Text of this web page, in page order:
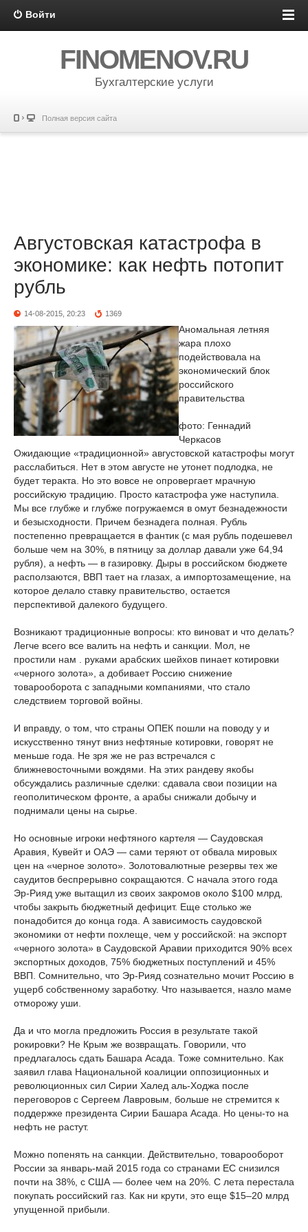
Войти
FINOMENOV.RU
Бухгалтерские услуги
Полная версия сайта
Августовская катастрофа в
экономике: как нефть потопит
рубль
14-08-2015, 20:23 1369
Аномальная летняя
жара плохо
подействовала на
экономический блок
российского
правительства
фото: Геннадий
Черкасов
Ожидающие «традиционной» августовской катастрофы могут
расслабиться. Нет в этом августе не утонет подлодка, не
будет теракта. Но это вовсе не опровергает мрачную
российскую традицию. Просто катастрофа уже наступила.
Мы все глубже и глубже погружаемся в омут безнадежности
и безысходности. Причем безнадега полная. Рубль
постепенно превращается в фантик (c мая рубль подешевел
больше чем на 30%, в пятницу за доллар давали уже 64,94
рубля), а нефть — в газировку. Дыры в российском бюджете
расползаются, ВВП тает на глазах, а импортозамещение, на
которое делало ставку правительство, остается
перспективой далекого будущего.
Возникают традиционные вопросы: кто виноват и что делать?
Легче всего все валить на нефть и санкции. Мол, не
простили нам . руками арабских шейхов пинает котировки
«черного золота», а добивает Россию снижение
товарооборота с западными компаниями, что стало
следствием торговой войны.
И вправду, о том, что страны ОПЕК пошли на поводу у и
искусственно тянут вниз нефтяные котировки, говорят не
меньше года. Не зря же не раз встречался с
ближневосточными вождями. На этих рандеву якобы
обсуждались различные сделки: сдавала свои позиции на
геополитическом фронте, а арабы снижали добычу и
поднимали цены на сырье.
Но основные игроки нефтяного картеля — Саудовская
Аравия, Кувейт и ОАЭ — сами теряют от обвала мировых
цен на «черное золото». Золотовалютные резервы тех же
саудитов беспрерывно сокращаются. С начала этого года
Эр-Рияд уже вытащил из своих закромов около $100 млрд,
чтобы закрыть бюджетный дефицит. Еще столько же
понадобится до конца года. А зависимость саудовской
экономики от нефти похлеще, чем у российской: на экспорт
«черного золота» в Саудовской Аравии приходится 90% всех
экспортных доходов, 75% бюджетных поступлений и 45%
ВВП. Сомнительно, что Эр-Рияд сознательно мочит Россию в
ущерб собственному заработку. Что называется, назло маме
отморожу уши.
Да и что могла предложить Россия в результате такой
рокировки? Не Крым же возвращать. Говорили, что
предлагалось сдать Башара Асада. Тоже сомнительно. Как
заявил глава Национальной коалиции оппозиционных и
революционных сил Сирии Халед аль-Ходжа после
переговоров с Сергеем Лавровым, больше не стремится к
поддержке президента Сирии Башара Асада. Но цены-то на
нефть не растут.
Можно попенять на санкции. Действительно, товарооборот
России за январь-май 2015 года со странами ЕС снизился
почти на 38%, с США — более чем на 20%. С лета перестала
покупать российский газ. Как ни крути, это еще $15–20 млрд
упущенной прибыли.